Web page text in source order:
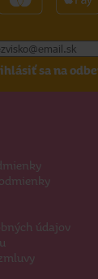
sa na
údajov